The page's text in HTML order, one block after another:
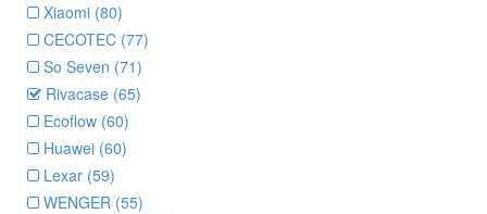
Xiaomi (80)
CECOTEC (77)
So Seven (71)
Rivacase (65)
Ecoflow (60)
Huawei (60)
Lexar (59)
WENGER (55)